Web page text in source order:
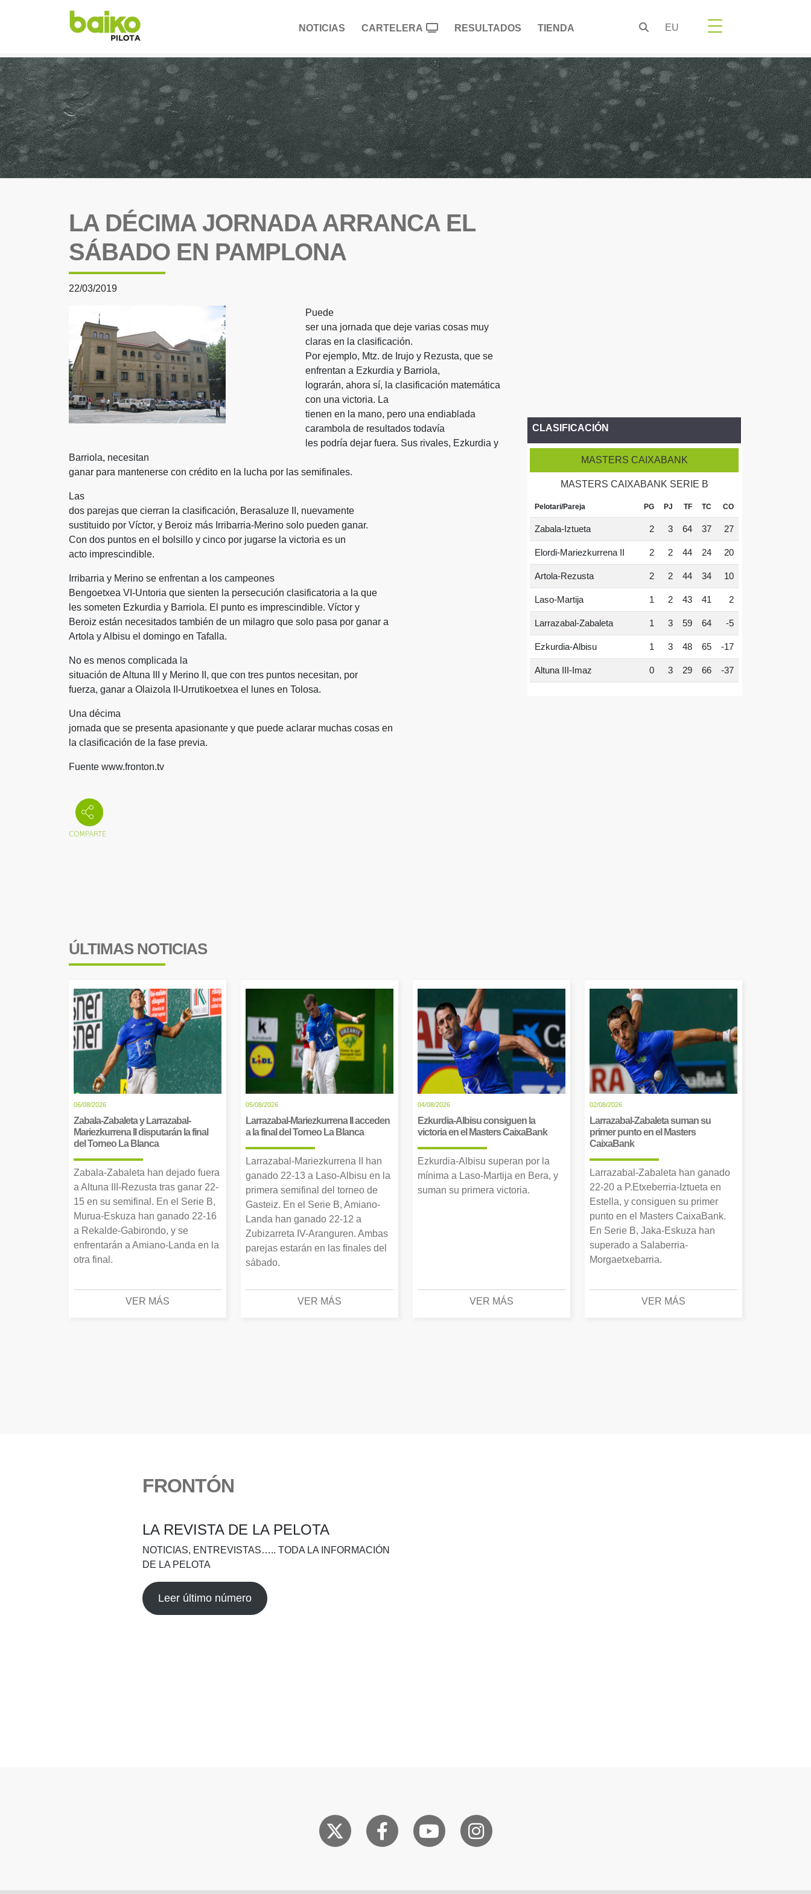
NOTICIAS CARTELERA RESULTADOS TIENDA EU
LA DÉCIMA JORNADA ARRANCA EL
SÁBADO EN PAMPLONA
22/03/2019
Puede
ser una jornada que deje varias cosas muy
claras en la clasificación.
Por ejemplo, Mtz. de Irujo y Rezusta, que se
enfrentan a Ezkurdia y Barriola,
lograrán, ahora sí, la clasificación matemática
con una victoria. La
tienen en la mano, pero una endiablada
carambola de resultados todavía
les podría dejar fuera. Sus rivales, Ezkurdia y
Barriola, necesitan
ganar para mantenerse con crédito en la lucha por las semifinales.
Las
dos parejas que cierran la clasificación, Berasaluze II, nuevamente
sustituido por Víctor, y Beroiz más Irribarria-Merino solo pueden ganar.
Con dos puntos en el bolsillo y cinco por jugarse la victoria es un
acto imprescindible.
Irribarria y Merino se enfrentan a los campeones
Bengoetxea VI-Untoria que sienten la persecución clasificatoria a la que
les someten Ezkurdia y Barriola. El punto es imprescindible. Víctor y
Beroiz están necesitados también de un milagro que solo pasa por ganar a
Artola y Albisu el domingo en Tafalla.
No es menos complicada la
situación de Altuna III y Merino II, que con tres puntos necesitan, por
fuerza, ganar a Olaizola II-Urrutikoetxea el lunes en Tolosa.
Una décima
jornada que se presenta apasionante y que puede aclarar muchas cosas en
la clasificación de la fase previa.
Fuente www.fronton.tv
CLASIFICACIÓN
MASTERS CAIXABANK
MASTERS CAIXABANK SERIE B
Pelotari/Pareja PG PJ TF TC CO
Zabala-Iztueta 2 3 64 37 27
Elordi-Mariezkurrena II 2 2 44 24 20
Artola-Rezusta 2 2 44 34 10
Laso-Martija 1 2 43 41 2
Larrazabal-Zabaleta 1 3 59 64 -5
Ezkurdia-Albisu 1 3 48 65 -17
Altuna III-Imaz 0 3 29 66 -37
ÚLTIMAS NOTICIAS
06/08/2026
Zabala-Zabaleta y Larrazabal-
Mariezkurrena II disputarán la final
del Torneo La Blanca
Zabala-Zabaleta han dejado fuera
a Altuna III-Rezusta tras ganar 22-
15 en su semifinal. En el Serie B,
Murua-Eskuza han ganado 22-16
a Rekalde-Gabirondo, y se
enfrentarán a Amiano-Landa en la
otra final.
VER MÁS
05/08/2026
Larrazabal-Mariezkurrena II acceden
a la final del Torneo La Blanca
Larrazabal-Mariezkurrena II han
ganado 22-13 a Laso-Albisu en la
primera semifinal del torneo de
Gasteiz. En el Serie B, Amiano-
Landa han ganado 22-12 a
Zubizarreta IV-Aranguren. Ambas
parejas estarán en las finales del
sábado.
VER MÁS
04/08/2026
Ezkurdia-Albisu consiguen la
victoria en el Masters CaixaBank
Ezkurdia-Albisu superan por la
mínima a Laso-Martija en Bera, y
suman su primera victoria.
VER MÁS
02/08/2026
Larrazabal-Zabaleta suman su
primer punto en el Masters
CaixaBank
Larrazabal-Zabaleta han ganado
22-20 a P.Etxeberria-Iztueta en
Estella, y consiguen su primer
punto en el Masters CaixaBank.
En Serie B, Jaka-Eskuza han
superado a Salaberria-
Morgaetxebarria.
VER MÁS
FRONTÓN
LA REVISTA DE LA PELOTA
NOTICIAS, ENTREVISTAS….. TODA LA INFORMACIÓN
DE LA PELOTA
Leer último número